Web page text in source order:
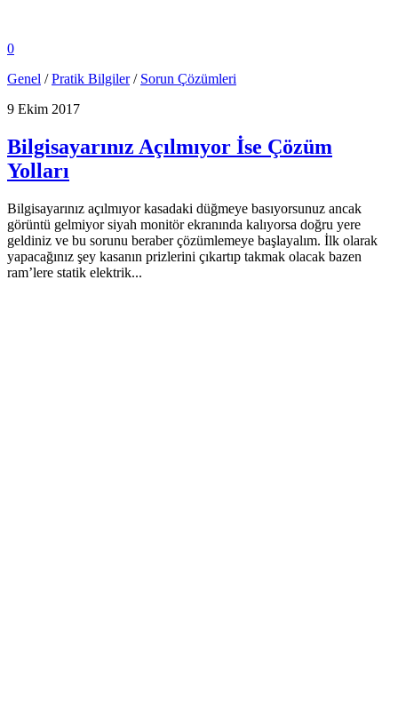
0
Genel /Pratik Bilgiler/ Sorun Çözümleri
9 Ekim 2017
Bilgisayarınız Açılmıyor İse Çözüm
Yolları
Bilgisayarınız açılmıyor kasadaki düğmeye basıyorsunuz ancak
görüntü gelmiyor siyah monitör ekranında kalıyorsa doğru yere
geldiniz ve bu sorunu beraber çözümlemeye başlayalım. İlk olarak
yapacağınız şey kasanın prizlerini çıkartıp takmak olacak bazen
ram’lere statik elektrik...